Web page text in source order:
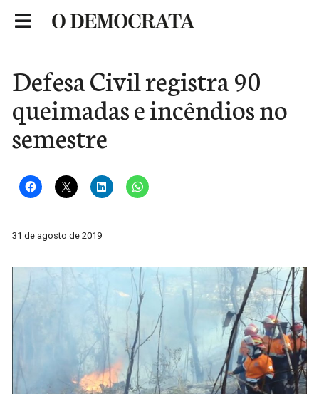
Defesa Civil registra 90
queimadas e incêndios no
semestre
31 de agosto de 2019